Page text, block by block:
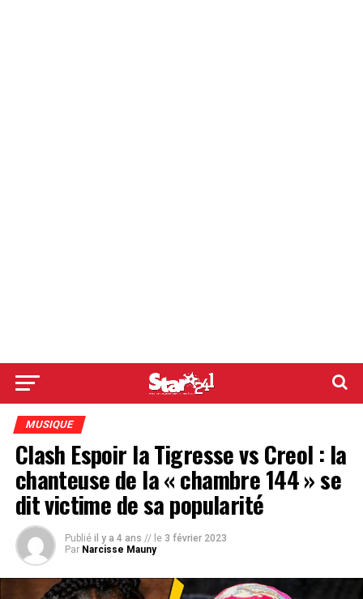
MUSIQUE
Clash Espoir la Tigresse vs Creol : la
chanteuse de la « chambre 144 » se
dit victime de sa popularité
Publié il y a 4 ans // le 3 février 2023
Par Narcisse Mauny